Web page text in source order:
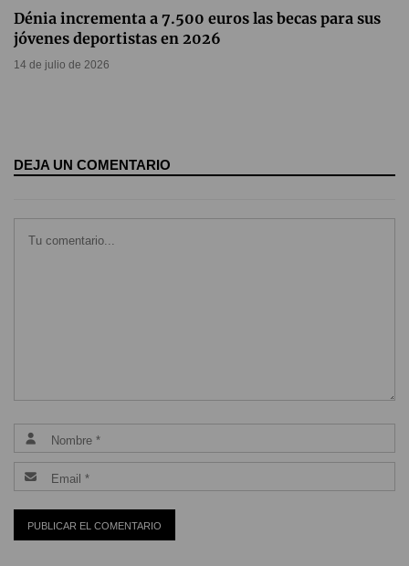
Dénia incrementa a 7.500 euros las becas para sus
jóvenes deportistas en 2026
14 de julio de 2026
DEJA UN COMENTARIO